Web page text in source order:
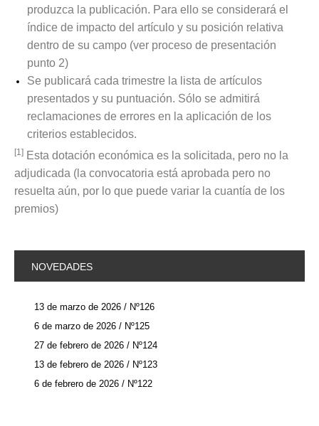
produzca la publicación. Para ello se considerará el
índice de impacto del artículo y su posición relativa
dentro de su campo (ver proceso de presentación
punto 2)
Se publicará cada trimestre la lista de artículos
presentados y su puntuación. Sólo se admitirá
reclamaciones de errores en la aplicación de los
criterios establecidos.
[1] Esta dotación económica es la solicitada, pero no la
adjudicada (la convocatoria está aprobada pero no
resuelta aún, por lo que puede variar la cuantía de los
premios)
NOVEDADES
13 de marzo de 2026 / Nº126
6 de marzo de 2026 / Nº125
27 de febrero de 2026 / Nº124
13 de febrero de 2026 / Nº123
6 de febrero de 2026 / Nº122